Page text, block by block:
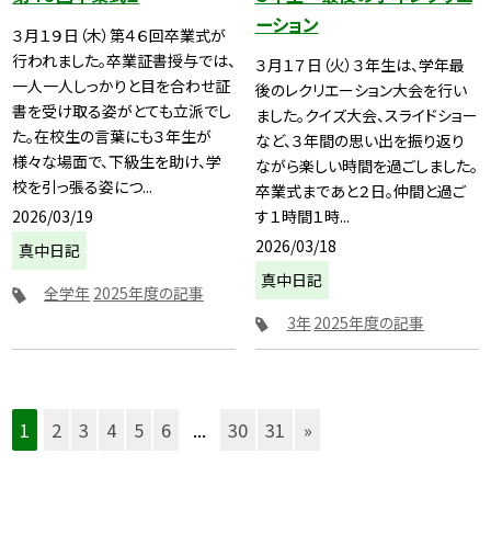
３月１９日（木）第４６回卒業式が
行われました。卒業証書授与では、
一人一人しっかりと目を合わせ証
書を受け取る姿がとても立派でし
た。在校生の言葉にも３年生が
様々な場面で、下級生を助け、学
校を引っ張る姿につ...
2026/03/19
真中日記
全学年 2025年度の記事
ーション
３月１７日（火）３年生は、学年最
後のレクリエーション大会を行い
ました。クイズ大会、スライドショー
など、３年間の思い出を振り返り
ながら楽しい時間を過ごしました。
卒業式まであと２日。仲間と過ご
す１時間１時...
2026/03/18
真中日記
3年2025年度の記事
1 2 3 4 5 6 ... 30 31 »